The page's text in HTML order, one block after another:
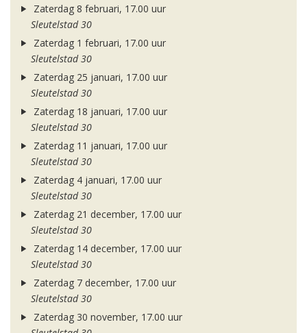
Zaterdag 8 februari, 17.00 uur
Sleutelstad 30
Zaterdag 1 februari, 17.00 uur
Sleutelstad 30
Zaterdag 25 januari, 17.00 uur
Sleutelstad 30
Zaterdag 18 januari, 17.00 uur
Sleutelstad 30
Zaterdag 11 januari, 17.00 uur
Sleutelstad 30
Zaterdag 4 januari, 17.00 uur
Sleutelstad 30
Zaterdag 21 december, 17.00 uur
Sleutelstad 30
Zaterdag 14 december, 17.00 uur
Sleutelstad 30
Zaterdag 7 december, 17.00 uur
Sleutelstad 30
Zaterdag 30 november, 17.00 uur